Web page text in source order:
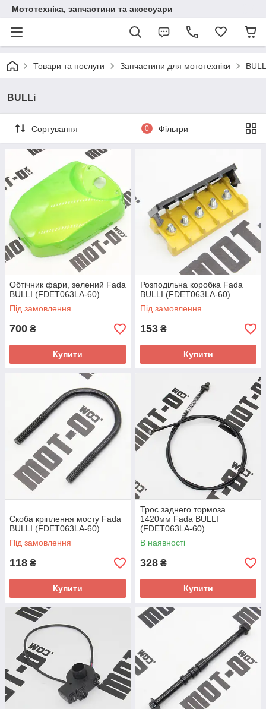
Мототехніка, запчастини та аксесуари
Товари та послуги Запчастини для мототехніки
BULLi
Сортування 0 Фільтри
Обтічник фари, зелений Fada
BULLI (FDET063LA-60)
Під замовлення
700 ₴
Купити
Розподільна коробка Fada
BULLI (FDET063LA-60)
Під замовлення
153 ₴
Купити
Скоба кріплення мосту Fada
BULLI (FDET063LA-60)
Під замовлення
118 ₴
Купити
Трос заднего тормоза
1420мм Fada BULLI
(FDET063LA-60)
В наявності
328 ₴
Купити